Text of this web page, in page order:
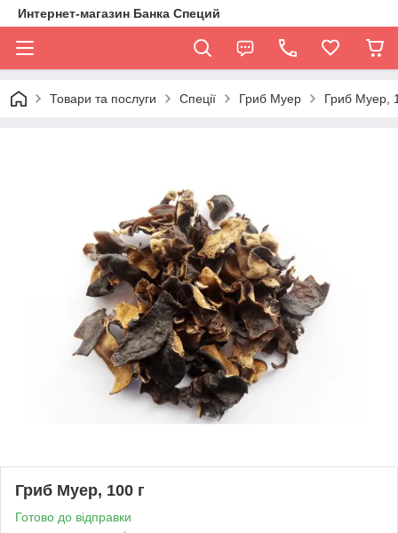
Интернет-магазин Банка Специй
Товари та послуги Спеції Гриб Муер Гриб Муер,
Гриб Муер, 100 г
Готово до відправки